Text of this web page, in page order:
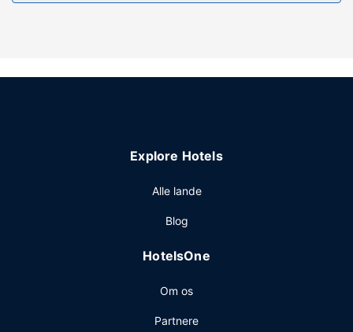
Nyd godt af en lang række rekreative faciliteter på stedet,
rabat ved brug af nærliggende fitnessfaciliteter.
Gæsterne har blandt andet adgang til gratis
aviser i lobbyen. Gratis selvstændig parkering er til
Explore Hotels
Alle lande
Blog
HotelsOne
Om os
Partnere